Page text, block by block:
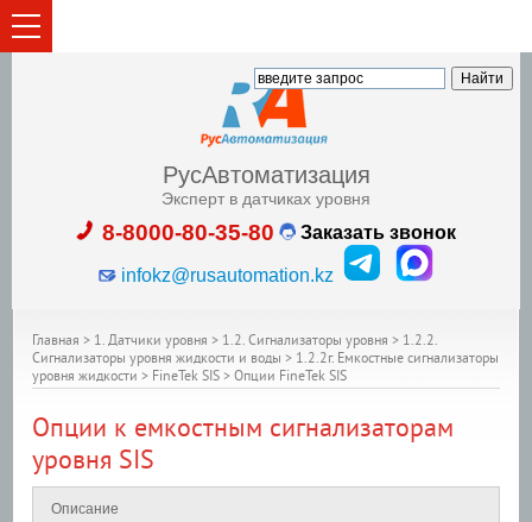
РусАвтоматизация
Эксперт в датчиках уровня
8-8000-80-35-80 Заказать звонок
infokz@rusautomation.kz
Главная > 1. Датчики уровня > 1.2. Сигнализаторы уровня > 1.2.2.
Сигнализаторы уровня жидкости и воды > 1.2.2г. Емкостные сигнализаторы
уровня жидкости > FineTek SIS > Опции FineTek SIS
Опции к емкостным сигнализаторам
уровня SIS
Описание